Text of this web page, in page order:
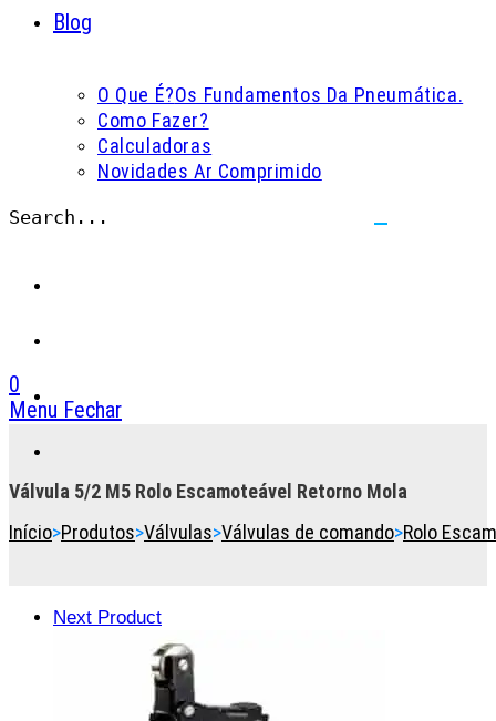
Blog
O Que É?Os Fundamentos Da Pneumática.
Como Fazer?
Calculadoras
Novidades Ar Comprimido
Search...
0
Menu Fechar
button
expand
Válvula 5/2 M5 Rolo Escamoteável Retorno Mola
Início>Produtos>Válvulas>Válvulas de comando>Rolo
Next Product